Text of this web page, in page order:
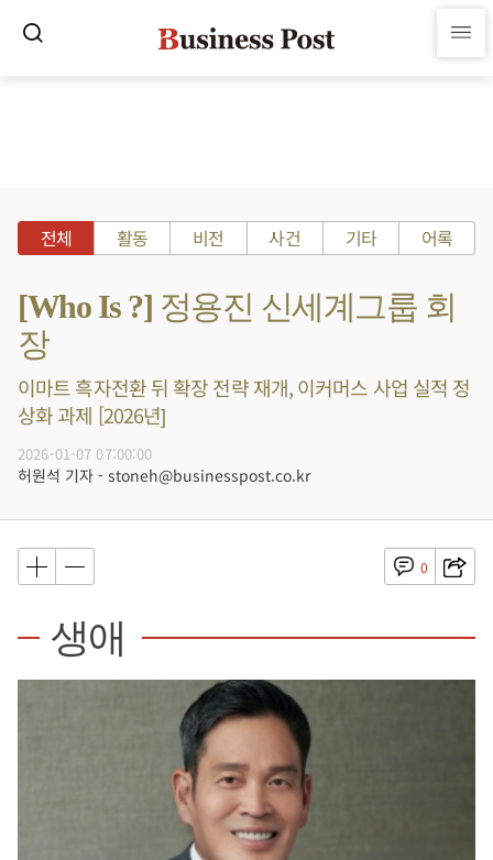
전체 활동 비전 사건 기타 어록
[Who Is ?] 정용진 신세계그룹 회
장
이마트 흑자전환 뒤 확장 전략 재개, 이커머스 사업 실적 정
상화 과제 [2026년]
2026-01-07 07:00:00
허원석 기자 - stoneh@businesspost.co.kr
0
생애